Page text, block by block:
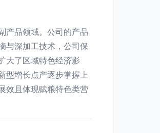
产品领域。公司的产品
与深加工技术，公司保
大了区域特色经济影
型增长点产逐步掌握上
效且体现赋粮特色类营